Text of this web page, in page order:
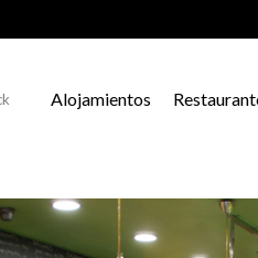
Alojamientos